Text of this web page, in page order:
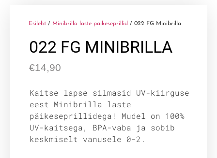
Esileht / Minibrilla laste päikeseprillid / 022 FG Minibrilla
022 FG MINIBRILLA
€14,90
Kaitse lapse silmasid UV-kiirguse
eest Minibrilla laste
päikeseprillidega! Mudel on 100%
UV-kaitsega, BPA-vaba ja sobib
keskmiselt vanusele 0-2.